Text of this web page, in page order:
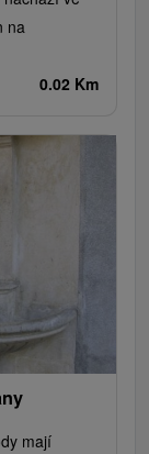
na
0.02 Km
mají